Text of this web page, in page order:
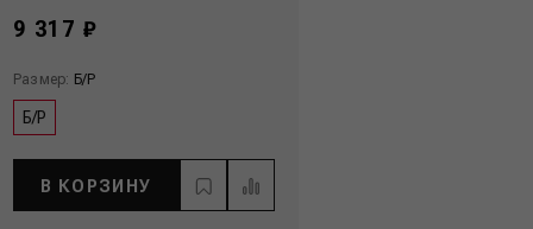
9 317 ₽
Размер: Б/Р
Б/Р
В КОРЗИНУ